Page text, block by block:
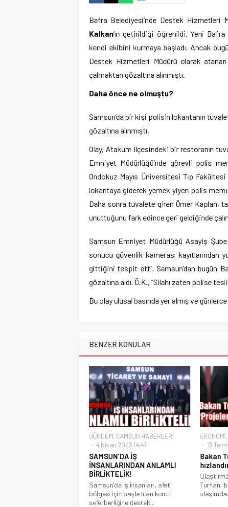
Bafra Belediyesi’nde Destek Hizmetleri
Kalkan’ın getirildiği öğrenildi. Yeni
kendi ekibini kurmaya başladı. Ancak
Destek Hizmetleri Müdürü olarak
çalmaktan gözaltına alınmıştı.
Daha önce ne olmuştu?
Samsun’da bir kişi polisin lokantanın
gözaltına alınmıştı.
Olay, Atakum ilçesindeki bir restoranın
Emniyet Müdürlüğü’nde görevli polis
Ondokuz Mayıs Üniversitesi Tıp
lokantaya giderek yemek yiyen polis
Daha sonra tuvalete giren Ömer Kaplan,
unuttuğunu fark edince geri geldiğinde
Samsun Emniyet Müdürlüğü Asayiş Şube
sonucu güvenlik kamerası kayıtlarından
gittiğini tespit etti. Samsun’dan bugün
gözaltına aldı. Ö.K., “Silahı zaten polise
Bu olay ulusal basında yer almış ve
BENZER KONULAR
GÜNDEM, SAMSUN HABERLERİ
4 Nisan 2023 14:47
SAMSUN’DA İŞ
İNSANLARINDAN ANLAMLI
BİRLİKTELİK!
Samsun'da iş insanları, afet
bölgesi için başlatılan konut
seferberliğine destek...
EKONOMİ,
13
Bakan
Turhan,